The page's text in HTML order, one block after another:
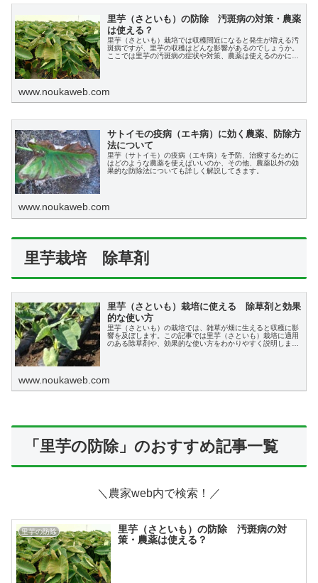
里芋（さといも）の防除 汚斑病の対策・農薬
は使える？
里芋（さといも）栽培では収穫間近になると発生が増える汚
斑病ですが、里芋の収穫はどんな影響があるのでしょうか。
ここでは里芋の汚斑病の症状や対策、農薬は使えるのかにつ
www.noukaweb.com
サトイモの疫病（エキ病）に効く農薬、防除方
法について
里芋（サトイモ）の疫病（エキ病）を予防、治療するために
はどのような農薬を使えばいいのか、その他、農薬以外の効
果的な防除法についても詳しく解説してきます。
www.noukaweb.com
里芋栽培 除草剤
里芋（さといも）栽培に使える 除草剤と効果
的な使い方
里芋（さといも）の栽培では、雑草が畑に生えると収穫に影
響を及ぼします。この記事では里芋（さといも）栽培に適用
のある除草剤や、効果的な使い方をわかりやすく説明しま
www.noukaweb.com
「里芋の防除」のおすすめ記事一覧
＼農家web内で検索！／
里芋の防除
里芋（さといも）の防除 汚斑病の対
策・農薬は使える？